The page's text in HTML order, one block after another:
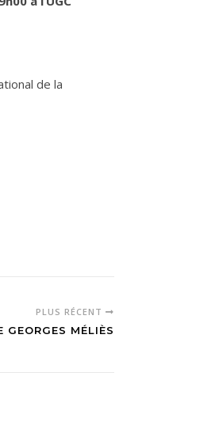
de la
PLUS RÉCENT
GEORGES MÉLIÈS